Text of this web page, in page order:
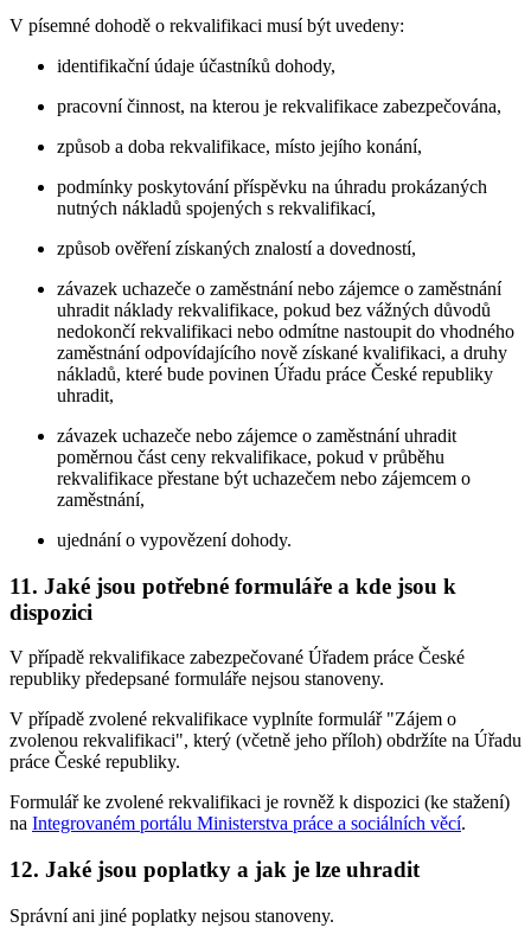
V písemné dohodě o rekvalifikaci musí být uvedeny:
identifikační údaje účastníků dohody,
pracovní činnost, na kterou je rekvalifikace zabezpečována,
způsob a doba rekvalifikace, místo jejího konání,
podmínky poskytování příspěvku na úhradu prokázaných
nutných nákladů spojených s rekvalifikací,
způsob ověření získaných znalostí a dovedností,
závazek uchazeče o zaměstnání nebo zájemce o zaměstnání
uhradit náklady rekvalifikace, pokud bez vážných důvodů
nedokončí rekvalifikaci nebo odmítne nastoupit do vhodného
zaměstnání odpovídajícího nově získané kvalifikaci, a druhy
nákladů, které bude povinen Úřadu práce České republiky
uhradit,
závazek uchazeče nebo zájemce o zaměstnání uhradit
poměrnou část ceny rekvalifikace, pokud v průběhu
rekvalifikace přestane být uchazečem nebo zájemcem o
zaměstnání,
ujednání o vypovězení dohody.
11. Jaké jsou potřebné formuláře a kde jsou k
dispozici
V případě rekvalifikace zabezpečované Úřadem práce České
republiky předepsané formuláře nejsou stanoveny.
V případě zvolené rekvalifikace vyplníte formulář "Zájem o
zvolenou rekvalifikaci", který (včetně jeho příloh) obdržíte na Úřadu
práce České republiky.
Formulář ke zvolené rekvalifikaci je rovněž k dispozici (ke stažení)
na Integrovaném portálu Ministerstva práce a sociálních věcí.
12. Jaké jsou poplatky a jak je lze uhradit
Správní ani jiné poplatky nejsou stanoveny.